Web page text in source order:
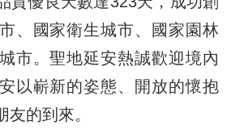
、國家衛生城市、國家園林
市。聖地延安熱誠歡迎境內
以嶄新的姿態、開放的懷抱
的到來。